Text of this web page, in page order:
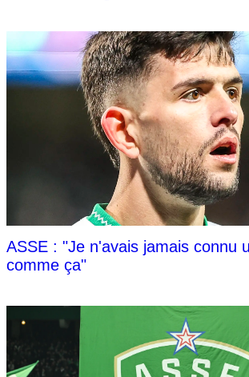
ASSE : "Je n'avais jamais connu
comme ça"